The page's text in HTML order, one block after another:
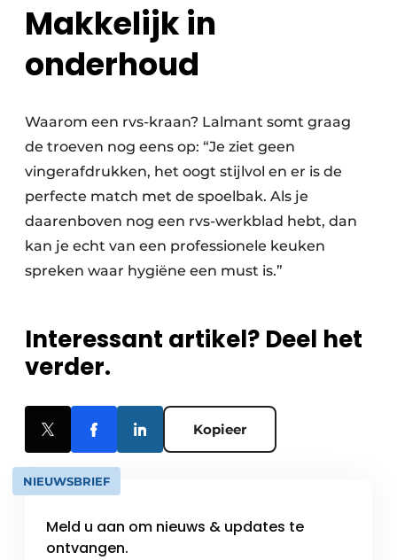
Makkelijk in
onderhoud
Waarom een rvs-kraan? Lalmant somt graag
de troeven nog eens op: “Je ziet geen
vingerafdrukken, het oogt stijlvol en er is de
perfecte match met de spoelbak. Als je
daarenboven nog een rvs-werkblad hebt, dan
kan je echt van een professionele keuken
spreken waar hygiëne een must is.”
Interessant artikel? Deel het
verder.
Kopieer
NIEUWSBRIEF
Meld u aan om nieuws & updates te
ontvangen.